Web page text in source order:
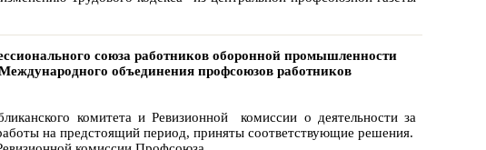
союза работников оборонной промышленности
объединения профсоюзов работников
комитета и Ревизионной комиссии о деятельности за
на предстоящий период, приняты соответствующие решения.